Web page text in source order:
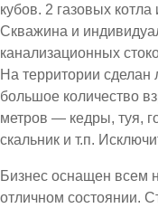
кубов. 2 газовых
Скважина и
канализационных
На территории
большое количество
метров — кедры, туя,
скальник и т.п.
Бизнес оснащен всем
отличном состоянии.